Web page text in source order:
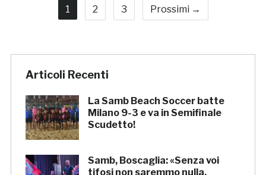
1 2 3 Prossimi →
Articoli Recenti
La Samb Beach Soccer batte
Milano 9-3 e va in Semifinale
Scudetto!
Samb, Boscaglia: «Senza voi
tifosi non saremmo nulla.